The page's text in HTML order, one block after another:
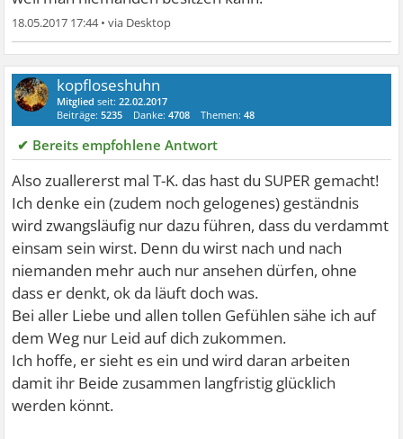
18.05.2017 17:44•
kopfloseshuhn
Mitglied seit:22.02.2017
Beiträge:5235 Danke:4708 Themen:48
✔ Bereits empfohlene Antwort
Also zuallererst mal T-K. das hast du SUPER gemacht!
Ich denke ein (zudem noch gelogenes) geständnis
wird zwangsläufig nur dazu führen, dass du verdammt
einsam sein wirst. Denn du wirst nach und nach
niemanden mehr auch nur ansehen dürfen, ohne
dass er denkt, ok da läuft doch was.
Bei aller Liebe und allen tollen Gefühlen sähe ich auf
dem Weg nur Leid auf dich zukommen.
Ich hoffe, er sieht es ein und wird daran arbeiten
damit ihr Beide zusammen langfristig glücklich
werden könnt.